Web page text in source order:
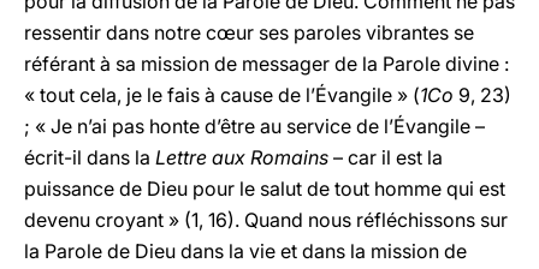
ressentir dans notre cœur ses paroles vibrantes se
référant à sa mission de messager de la Parole divine :
« tout cela, je le fais à cause de l’Évangile » (1Co 9, 23)
; « Je n’ai pas honte d’être au service de l’Évangile –
écrit-il dans la Lettre aux Romains – car il est la
puissance de Dieu pour le salut de tout homme qui est
devenu croyant » (1, 16). Quand nous réfléchissons sur
la Parole de Dieu dans la vie et dans la mission de